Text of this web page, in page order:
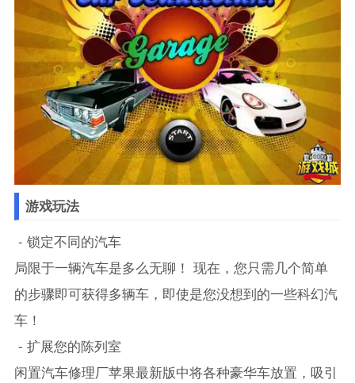
游戏玩法
- 锁定不同的汽车
局限于一辆汽车是多么无聊！ 现在，您只需几个简单
的步骤即可获得多辆车，即使是您没想到的一些科幻汽
车！
- 扩展您的陈列室
闲置汽车修理厂苹果最新版中将各种豪华车放置，吸引